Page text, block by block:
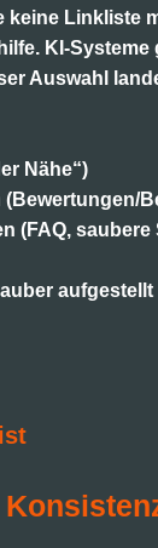
keine Linkliste
KI-Systeme
Auswahl
Nähe“)
(Bewertungen/
(FAQ,